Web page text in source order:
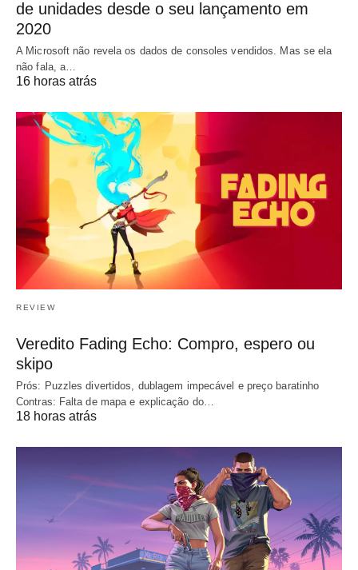
de unidades desde o seu lançamento em
2020
A Microsoft não revela os dados de consoles vendidos. Mas se ela
não fala, a…
16 horas atrás
REVIEW
Veredito Fading Echo: Compro, espero ou
skipo
Prós: Puzzles divertidos, dublagem impecável e preço baratinho
Contras: Falta de mapa e explicação do…
18 horas atrás